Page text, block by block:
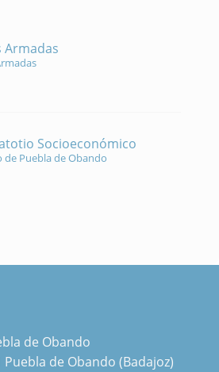
Armadas
Socioeconómico
de Puebla de Obando
de Obando
Puebla de Obando (Badajoz)